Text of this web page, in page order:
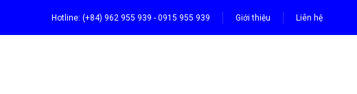
Hotline: (+84) 962 955 939 - 0915 955 939 Giới thiệu Liên hệ